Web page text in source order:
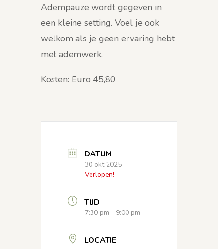
Adempauze wordt gegeven in
een kleine setting. Voel je ook
welkom als je geen ervaring hebt
met ademwerk.
Kosten: Euro 45,80
DATUM
30 okt 2025
Verlopen!
TIJD
7:30 pm - 9:00 pm
LOCATIE